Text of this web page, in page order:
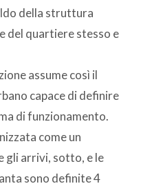
della struttura
del quartiere stesso e
assume così il
capace di definire
di funzionamento.
come un
gli arrivi, sotto, e le
sono definite 4